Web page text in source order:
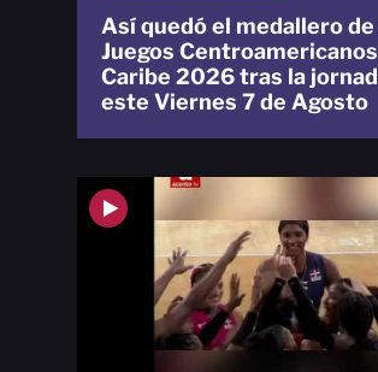
Así quedó el medallero de
Juegos
Caribe 2026 tras la
este Viernes 7 de Agosto